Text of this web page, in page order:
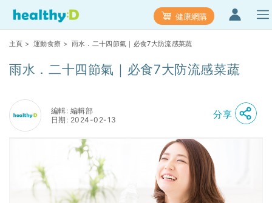
健康網購
主頁 > 運動食療 > 雨水．二十四節氣｜必食7大防流感菜蔬
雨水．二十四節氣｜必食7大防流感菜蔬
編輯: 編輯部
日期: 2024-02-13
分享